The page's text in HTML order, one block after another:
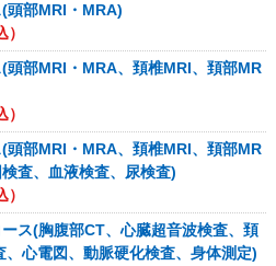
頭部MRI・MRA)
頭部MRI・MRA、頚椎MRI、頚部MR
頭部MRI・MRA、頚椎MRI、頚部MR
査、血液検査、尿検査)
ス(胸腹部CT、心臓超音波検査、頚
、心電図、動脈硬化検査、身体測定)